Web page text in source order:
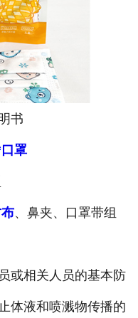
用手套
用鞋套
护用品
他卫材
书
罩
、鼻夹、口罩带组
或相关人员的基本防
体液和喷溅物传播的